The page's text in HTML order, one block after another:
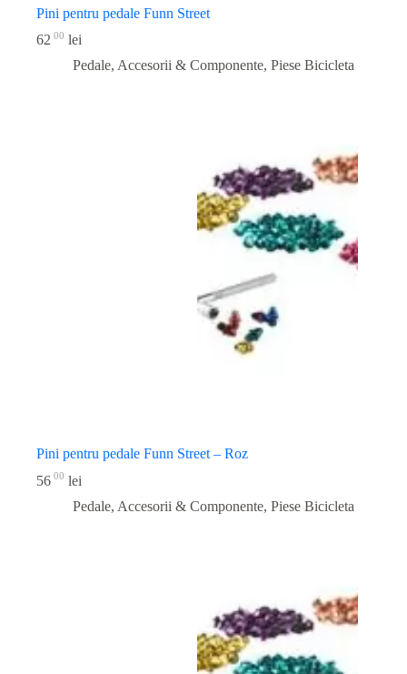
Pini pentru pedale Funn Street
62 00 lei
Pedale, Accesorii & Componente, Piese Bicicleta
Pini pentru pedale Funn Street – Roz
56 00 lei
Pedale, Accesorii & Componente, Piese Bicicleta